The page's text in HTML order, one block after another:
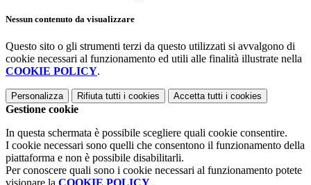
Nessun contenuto da visualizzare
Questo sito o gli strumenti terzi da questo utilizzati si avvalgono di
cookie necessari al funzionamento ed utili alle finalità illustrate nella
COOKIE POLICY.
Personalizza Rifiuta tutti i cookies Accetta tutti i cookies
Gestione cookie
In questa schermata è possibile scegliere quali cookie consentire.
I cookie necessari sono quelli che consentono il funzionamento della
piattaforma e non è possibile disabilitarli.
Per conoscere quali sono i cookie necessari al funzionamento potete